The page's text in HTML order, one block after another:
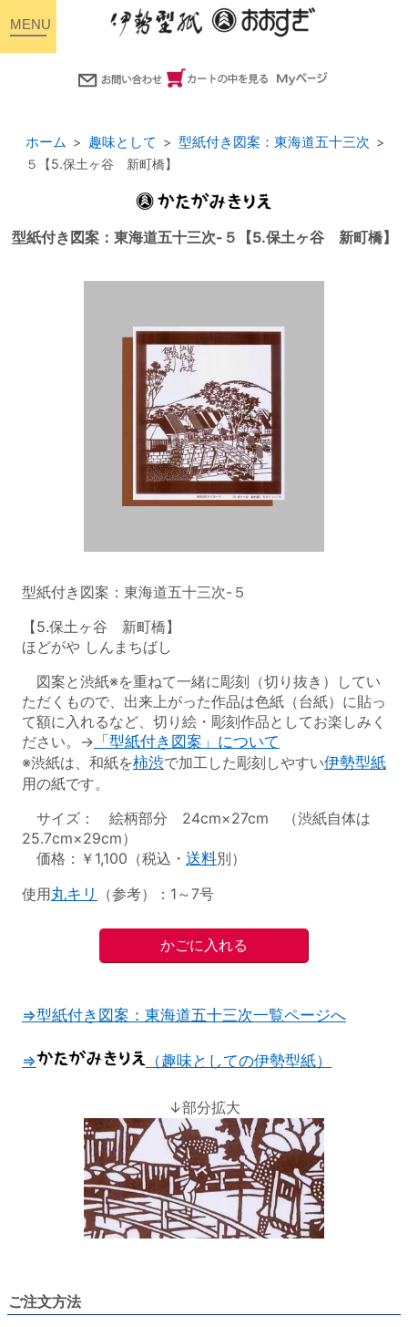
ホーム 趣味として 型紙付き図案：東海道五十三次
５【5.保土ヶ谷 新町橋】
型紙付き図案：東海道五十三次-５【5.保土ヶ谷 新町橋】
型紙付き図案：東海道五十三次-５
【5.保土ヶ谷 新町橋】
ほどがや しんまちばし
図案と渋紙※を重ねて一緒に彫刻（切り抜き）してい
ただくもので、出来上がった作品は色紙（台紙）に貼っ
て額に入れるなど、切り絵・彫刻作品としてお楽しみく
ださい。→ 「型紙付き図案」について
※渋紙は、和紙を柿渋で加工した彫刻しやすい伊勢型紙
用の紙です。
サイズ： 絵柄部分 24cm×27cm （渋紙自体は
25.7cm×29cm）
価格：￥1,100（税込・ 送料別）
使用丸キリ （参考）：1～7号
⇒型紙付き図案：東海道五十三次一覧ページへ
⇒ （趣味としての伊勢型紙）
↓部分拡大
ご注文方法
toggle
navigation